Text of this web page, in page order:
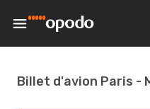
Billet d'avion Paris -